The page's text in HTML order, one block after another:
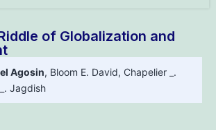
of Globalization and
Agosin, Bloom E. David, Chapelier _.
Jagdish